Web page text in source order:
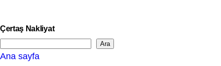
Çertaş Nakliyat
e
Ara
Ana sayfa